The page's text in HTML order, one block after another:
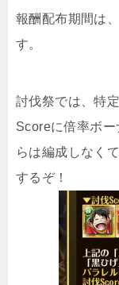
報酬配布期間は
す。
討伐祭では、特
Scoreに倍率ボ
らは編成しなく
するぞ！